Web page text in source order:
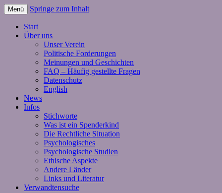
Menü Springe zum Inhalt
Start
Über uns
Unser Verein
Politische Forderungen
Meinungen und Geschichten
FAQ – Häufig gestellte Fragen
Datenschutz
English
News
Infos
Stichworte
Was ist ein Spenderkind
Die Rechtliche Situation
Psychologisches
Psychologische Studien
Ethische Aspekte
Andere Länder
Links und Literatur
Verwandtensuche